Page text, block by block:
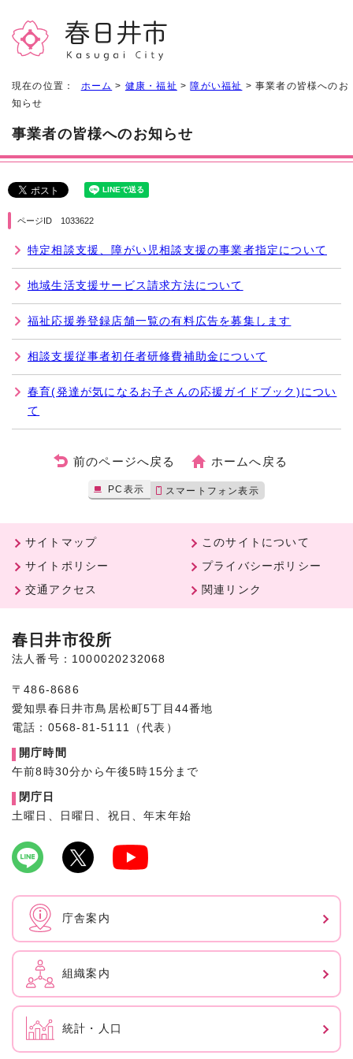
現在の位置： ホーム > 健康・福祉 >障がい福祉 > 事業者の皆様へのお
知らせ
事業者の皆様へのお知らせ
ページID 1033622
特定相談支援、障がい児相談支援の事業者指定について
地域生活支援サービス請求方法について
福祉応援券登録店舗一覧の有料広告を募集します
相談支援従事者初任者研修費補助金について
春育(発達が気になるお子さんの応援ガイドブック)につい
て
前のページへ戻る ホームへ戻る
PC表示 スマートフォン表示
サイトマップ
このサイトについて
サイトポリシー
プライバシーポリシー
交通アクセス
関連リンク
春日井市役所
法人番号：1000020232068
〒486-8686
愛知県春日井市鳥居松町5丁目44番地
電話：0568-81-5111（代表）
開庁時間
午前8時30分から午後5時15分まで
閉庁日
土曜日、日曜日、祝日、年末年始
庁舎案内
組織案内
統計・人口